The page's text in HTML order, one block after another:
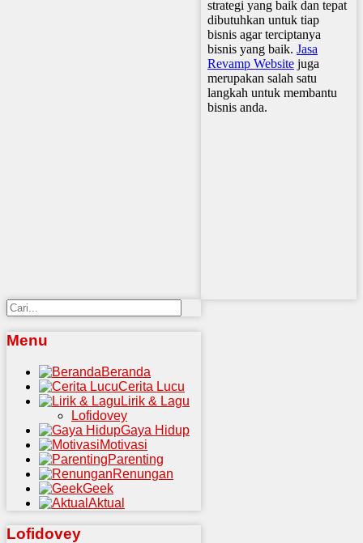
Menu
Beranda
Cerita Lucu
Lirik & Lagu
Lofidovey
Gaya Hidup
Motivasi
Parenting
Renungan
Geek
Aktual
Lofidovey